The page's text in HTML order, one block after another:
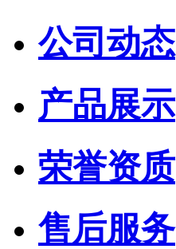
公司动态
产品展示
荣誉资质
售后服务